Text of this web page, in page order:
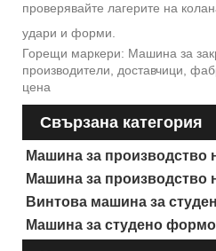
проверявайте лагерите на
удари и форми.
Горещи маркери: Машина за
производители, доставчици,
цена
Свързана категория
Машина за производство
Машина за производство
Винтова машина за
Машина за студено